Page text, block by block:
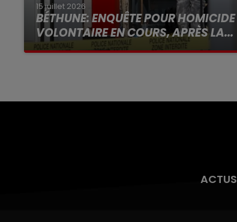
15 juillet 2026
BÉTHUNE: ENQUÊTE POUR HOMICIDE
VOLONTAIRE EN COURS, APRÈS LA...
Selon les premiers éléments, le logement
ACTUS